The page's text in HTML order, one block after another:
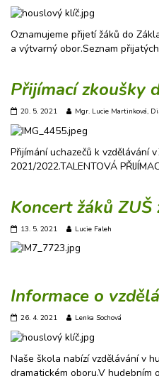
Oznamujeme přijetí žáků do
a výtvarný obor.Seznam
Přijímací zkoušky
20. 5. 2021 Mgr. Lucie Martinková,
Přijímání uchazečů k vzdělávání
2021/2022.TALENTOVÁ
Koncert žáků
13. 5. 2021 Lucie Faleh
Informace o
26. 4. 2021 Lenka Sochová
Naše škola nabízí vzdělávání v
dramatickém oboru.V hudebním